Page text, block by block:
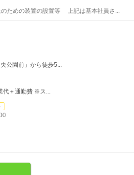
ための装置の設置等 上記は基本社員さ...
園前」から徒歩5...
＋通勤費 ※ス...